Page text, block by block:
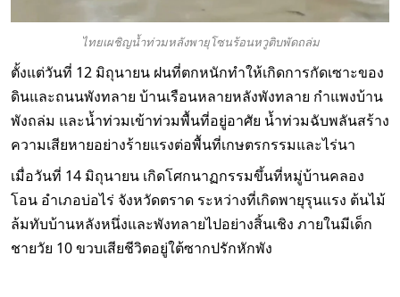
ไทยเผชิญน้ำท่วมหลังพายุโซนร้อนหวูติบพัดถล่ม
ตั้งแต่วันที่ 12 มิถุนายน ฝนที่ตกหนักทำให้เกิดการกัดเซาะของ
ดินและถนนพังทลาย บ้านเรือนหลายหลังพังทลาย กำแพงบ้าน
พังถล่ม และน้ำท่วมเข้าท่วมพื้นที่อยู่อาศัย น้ำท่วมฉับพลันสร้าง
ความเสียหายอย่างร้ายแรงต่อพื้นที่เกษตรกรรมและไร่นา
เมื่อวันที่ 14 มิถุนายน เกิดโศกนาฏกรรมขึ้นที่หมู่บ้านคลอง
โอน อำเภอบ่อไร่ จังหวัดตราด ระหว่างที่เกิดพายุรุนแรง ต้นไม้
ล้มทับบ้านหลังหนึ่งและพังทลายไปอย่างสิ้นเชิง ภายในมีเด็ก
ชายวัย 10 ขวบเสียชีวิตอยู่ใต้ซากปรักหักพัง